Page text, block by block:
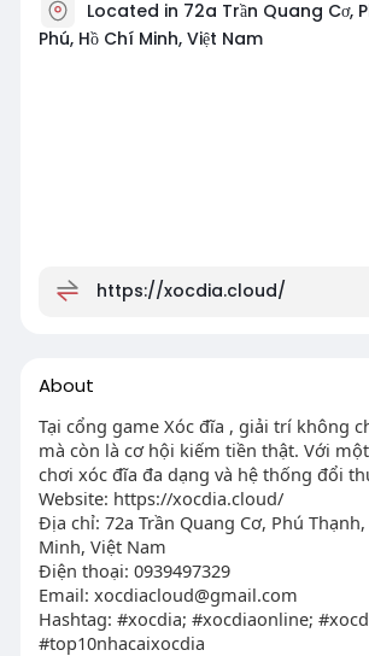
Located in 72a Trần Quang Cơ,
Phú, Hồ Chí Minh, Việt Nam
https://xocdia.cloud/
About
Tại cổng game Xóc đĩa , giải trí không
mà còn là cơ hội kiếm tiền thật. Với
chơi xóc đĩa đa dạng và hệ thống đổi
Website: https://xocdia.cloud/
Địa chỉ: 72a Trần Quang Cơ, Phú
Minh, Việt Nam
Điện thoại: 0939497329
Email: xocdiacloud@gmail.com
Hashtag: #xocdia; #xocdiaonline;
#top10nhacaixocdia